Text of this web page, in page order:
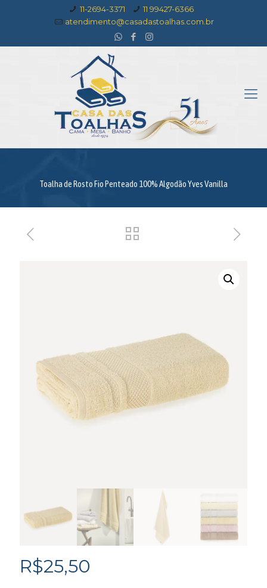
11-2694-3371
11 99427-6366
atendimento@casadastoalhas.com.br
Toalha de Rosto Fio Penteado 100% Algodão Yves Vanilla
R$25,50